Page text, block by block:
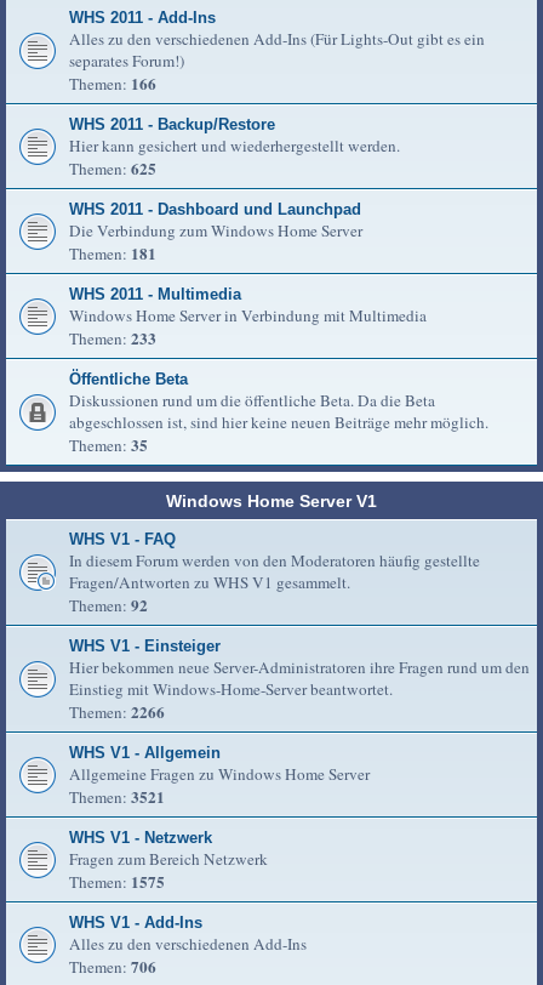
WHS 2011 - Add-Ins
Alles zu den verschiedenen Add-Ins (Für Lights-Out gibt es ein
separates Forum!)
Themen: 166
WHS 2011 - Backup/Restore
Hier kann gesichert und wiederhergestellt werden.
Themen: 625
WHS 2011 - Dashboard und Launchpad
Die Verbindung zum Windows Home Server
Themen: 181
WHS 2011 - Multimedia
Windows Home Server in Verbindung mit Multimedia
Themen: 233
Öffentliche Beta
Diskussionen rund um die öffentliche Beta. Da die Beta
abgeschlossen ist, sind hier keine neuen Beiträge mehr möglich.
Themen: 35
Windows Home Server V1
WHS V1 - FAQ
In diesem Forum werden von den Moderatoren häufig gestellte
Fragen/Antworten zu WHS V1 gesammelt.
Themen: 92
WHS V1 - Einsteiger
Hier bekommen neue Server-Administratoren ihre Fragen rund um den
Einstieg mit Windows-Home-Server beantwortet.
Themen: 2266
WHS V1 - Allgemein
Allgemeine Fragen zu Windows Home Server
Themen: 3521
WHS V1 - Netzwerk
Fragen zum Bereich Netzwerk
Themen: 1575
WHS V1 - Add-Ins
Alles zu den verschiedenen Add-Ins
Themen: 706